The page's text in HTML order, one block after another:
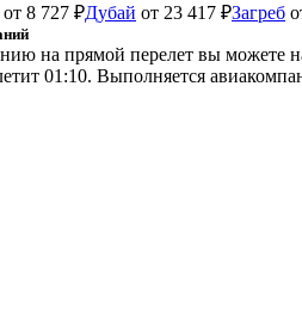
от 8 727 ₽Дубай от 23 417 ₽Загреб
на прямой перелет вы можете
01:10. Выполняется